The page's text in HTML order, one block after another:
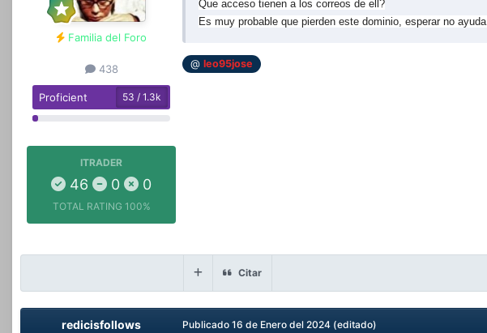
Familia del Foro
438
Proficient 53 / 1.3k
ITRADER
46 0 0
TOTAL RATING 100%
Que acceso tienen a los correos de ell?
Es muy probable que pierden este dominio, esperar no ayuda.
@leo95jose
Citar
redicisfollows Publicado 16 de Enero del 2024 (editado)